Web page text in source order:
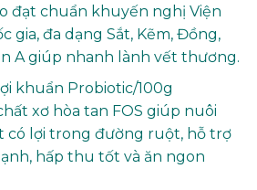
đạt chuẩn khuyến nghị Viện
gia, đa dạng Sắt, Kẽm, Đồng,
A giúp nhanh lành vết thương.
khuẩn Probiotic/100g
xơ hòa tan FOS giúp nuôi
có lợi trong đường ruột, hỗ trợ
hấp thu tốt và ăn ngon